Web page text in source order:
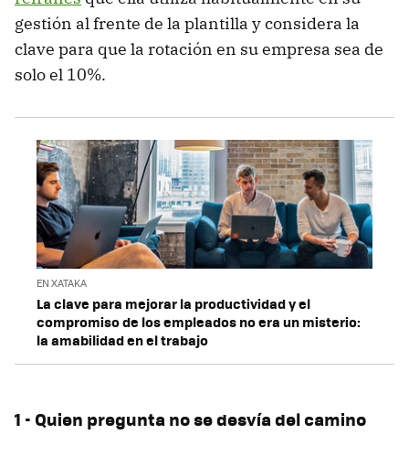
gestión al frente de la plantilla y considera la
clave para que la rotación en su empresa sea de
solo el 10%.
EN XATAKA
La clave para mejorar la productividad y el
compromiso de los empleados no era un misterio:
la amabilidad en el trabajo
1 - Quien pregunta no se desvía del camino